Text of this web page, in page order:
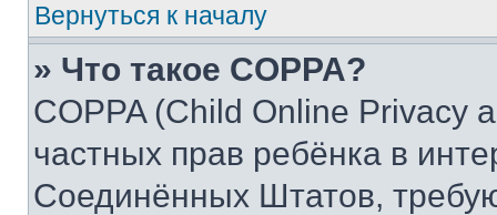
Вернуться к началу
» Что такое COPPA?
COPPA (Child Online Privacy
частных прав ребёнка в
Соединённых Штатов,